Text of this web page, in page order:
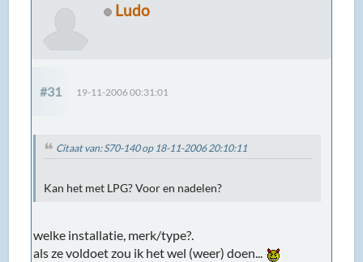
Ludo
#31 19-11-2006 00:31:01
Citaat van: S70-140 op 18-11-2006 20:10:11
Kan het met LPG? Voor en nadelen?
welke installatie, merk/type?.
als ze voldoet zou ik het wel (weer) doen...